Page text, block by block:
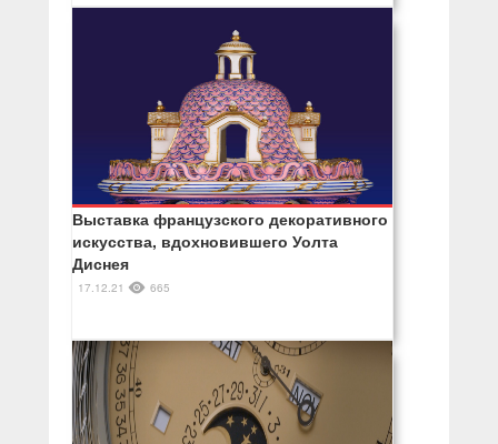
Выставка французского декоративного
искусства, вдохновившего Уолта
Диснея
17.12.21 665